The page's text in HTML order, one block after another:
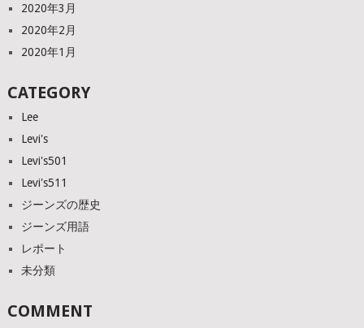
2020年3月
2020年2月
2020年1月
CATEGORY
Lee
Levi's
Levi's501
Levi's511
ジーンズの歴史
ジーンズ用語
レポート
未分類
COMMENT